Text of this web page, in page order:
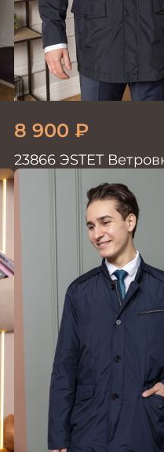
8 900 ₽
23866 ЭSTET
мужская синий